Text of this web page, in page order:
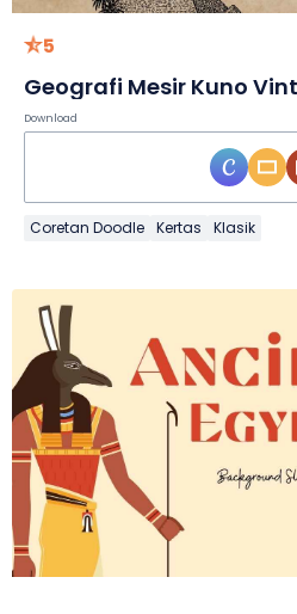
5
Geografi Mesir Kuno
Download
Coretan Doodle Kertas Klasik